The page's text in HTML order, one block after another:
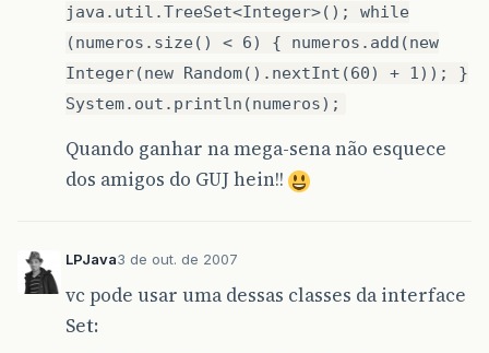
java.util.TreeSet<Integer>(); while
(numeros.size() < 6) { numeros.add(new
Integer(new Random().nextInt(60) + 1)); }
System.out.println(numeros);
Quando ganhar na mega-sena não esquece
dos amigos do GUJ hein!!
LPJava3 de out. de 2007
vc pode usar uma dessas classes da interface
Set: